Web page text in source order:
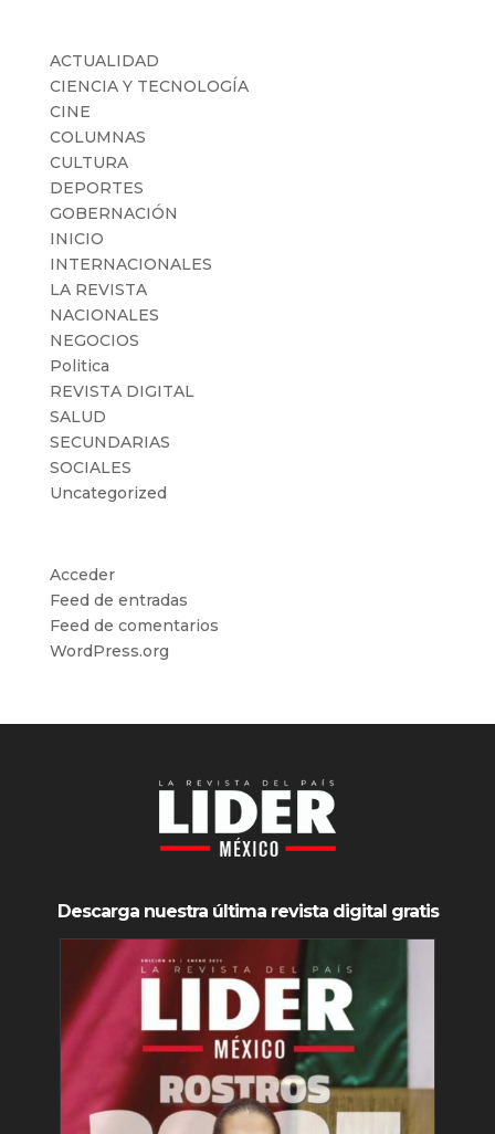
ACTUALIDAD
CIENCIA Y TECNOLOGÍA
CINE
COLUMNAS
CULTURA
DEPORTES
GOBERNACIÓN
INICIO
INTERNACIONALES
LA REVISTA
NACIONALES
NEGOCIOS
Politica
REVISTA DIGITAL
SALUD
SECUNDARIAS
SOCIALES
Uncategorized
Acceder
Feed de entradas
Feed de comentarios
WordPress.org
Descarga nuestra última revista digital gratis